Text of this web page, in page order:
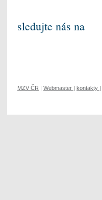
sledujte nás na
MZV ČR | Webmaster | kontakty |